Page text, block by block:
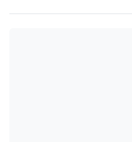
lei nacional que se aplica